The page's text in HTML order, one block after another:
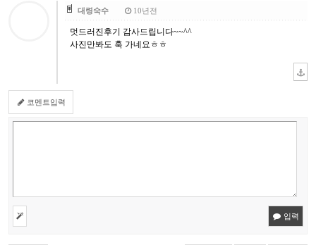
대령숙수 10년전
멋드러진후기 감사드립니다~~^^
사진만봐도 훅 가네요ㅎㅎ
코멘트입력
입력